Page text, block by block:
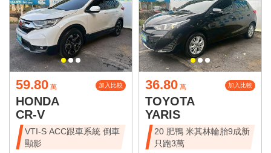
59.80 萬 加入比較
HONDA
CR-V
VTI-S ACC跟車系統 倒車
顯影
36.80 萬 加入比較
TOYOTA
YARIS
20 肥鴨 米其林輪胎9成新
只跑3萬